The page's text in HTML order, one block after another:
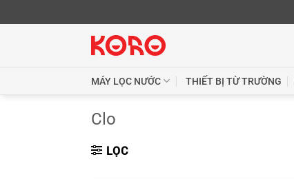
to
MÁY LỌC NƯỚC THIẾT BỊ TỪ TRƯỜNG
Clo
LỌC